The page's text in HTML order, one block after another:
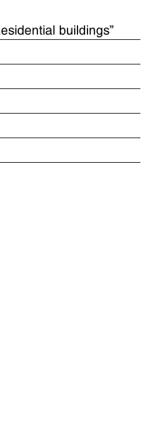
UNION OF
esidential buildings”